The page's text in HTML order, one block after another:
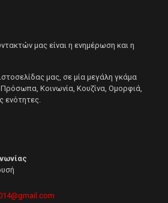
μας είναι η ενημέρωση και η
μας, σε μία μεγάλη γκάμα
Κοινωνία, Κουζίνα, Ομορφιά,
ενότητες.